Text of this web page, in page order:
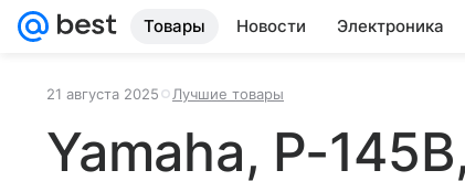
Товары Новости Электроника
21 августа 2025 Лучшие товары
Yamaha, P-